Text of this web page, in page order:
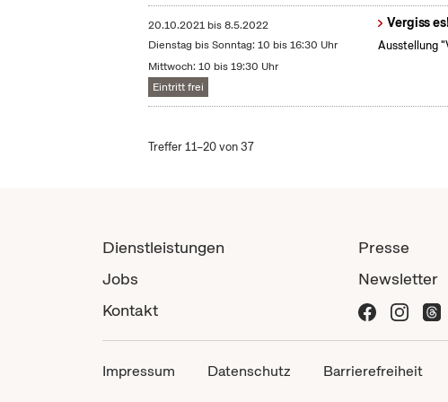
20.10.2021 bis8.5.2022
Dienstag bis Sonntag: 10 bis 16:30 Uhr
Mittwoch: 10 bis 19:30 Uhr
Eintritt frei
Vergiss
Ausstellung
Treffer 11–20 von 37
Dienstleistungen
Jobs
Kontakt
Presse
Newsletter
Impressum Datenschutz Barrierefreiheit